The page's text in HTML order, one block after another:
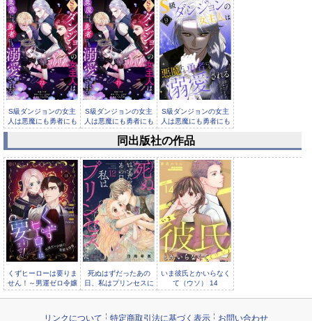
S級ダンジョンの女主
人は悪魔にも勇者にも
溺愛され...
S級ダンジョンの女主
人は悪魔にも勇者にも
溺愛され...
S級ダンジョンの女主
人は悪魔にも勇者にも
溺愛され...
S級ダンジョンの女主
人は悪魔にも勇者にも
同出版社の作品
くずヒーローは要りま
せん！～男運ゼロ令嬢
の華麗な復讐～（フル
死ぬはずだったあの
日、私はプリンセスに
なった。 12
いま彼氏とかいらなく
て（ウソ） 14
リンクについて 特定商取引法に基づく表示 お問い合わせ